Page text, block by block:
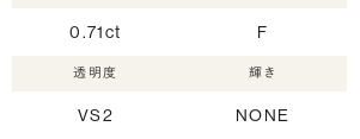
0.71ct F
透明度
VS2
輝き
NONE